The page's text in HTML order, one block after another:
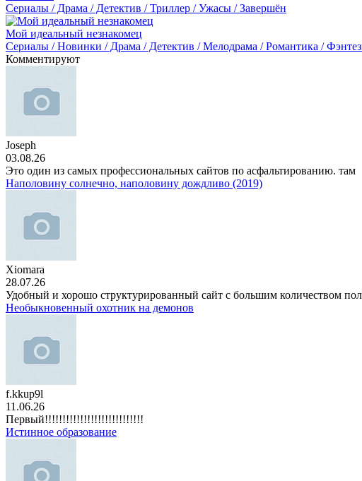
Сериалы / Драма / Детектив / Триллер / Ужасы / Завершён
Мой идеальный незнакомец
Сериалы / Новинки / Драма / Детектив / Мелодрама / Романтика /
Комментируют
Joseph
03.08.26
Это один из самых профессиональных сайтов по асфальтированию. там
Наполовину солнечно, наполовину дождливо (2019)
Xiomara
28.07.26
Удобный и хорошо структурированный сайт с большим количеством
Необыкновенный охотник на демонов
f.kkup9l
11.06.26
Первый!!!!!!!!!!!!!!!!!!!!!!!!!!!!
Истинное образование